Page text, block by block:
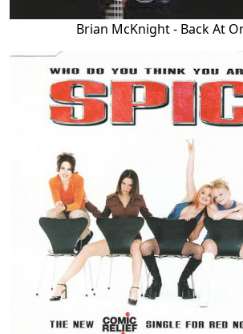
Brian McKnight - Back At